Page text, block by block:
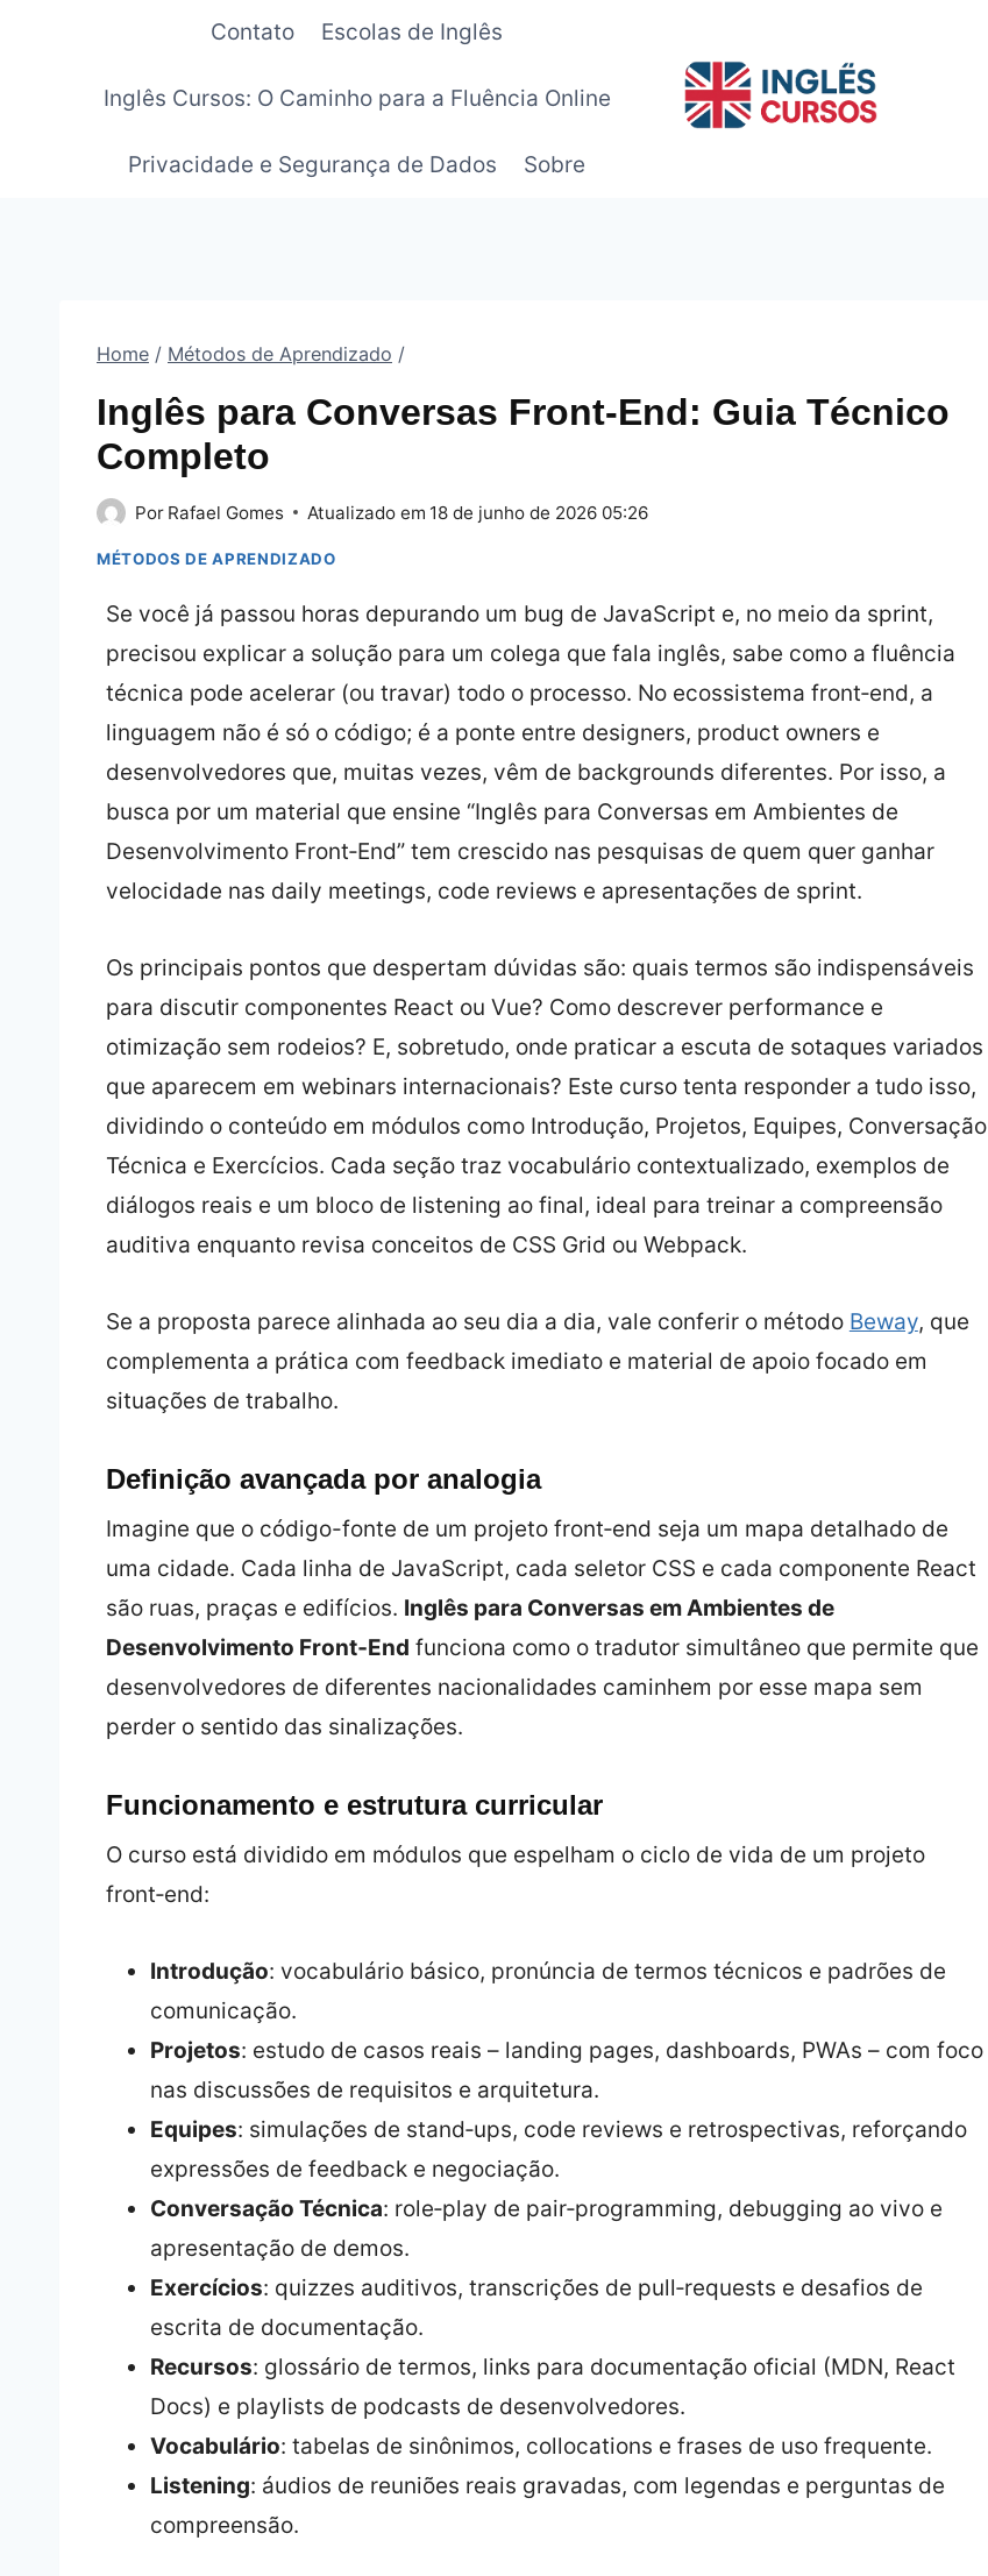
Contato Escolas de Inglês
Inglês Cursos: O Caminho para a Fluência Online
Privacidade e Segurança de Dados Sobre
Home / Métodos de Aprendizado /
Inglês para Conversas Front-End: Guia Técnico
Completo
Por Rafael Gomes Atualizado em 18 de junho de 2026 05:26
MÉTODOS DE APRENDIZADO
Se você já passou horas depurando um bug de JavaScript e, no meio da sprint,
precisou explicar a solução para um colega que fala inglês, sabe como a fluência
técnica pode acelerar (ou travar) todo o processo. No ecossistema front‑end, a
linguagem não é só o código; é a ponte entre designers, product owners e
desenvolvedores que, muitas vezes, vêm de backgrounds diferentes. Por isso, a
busca por um material que ensine “Inglês para Conversas em Ambientes de
Desenvolvimento Front‑End” tem crescido nas pesquisas de quem quer ganhar
velocidade nas daily meetings, code reviews e apresentações de sprint.
Os principais pontos que despertam dúvidas são: quais termos são indispensáveis
para discutir componentes React ou Vue? Como descrever performance e
otimização sem rodeios? E, sobretudo, onde praticar a escuta de sotaques variados
que aparecem em webinars internacionais? Este curso tenta responder a tudo isso,
dividindo o conteúdo em módulos como Introdução, Projetos, Equipes, Conversação
Técnica e Exercícios. Cada seção traz vocabulário contextualizado, exemplos de
diálogos reais e um bloco de listening ao final, ideal para treinar a compreensão
auditiva enquanto revisa conceitos de CSS Grid ou Webpack.
Se a proposta parece alinhada ao seu dia a dia, vale conferir o método Beway, que
complementa a prática com feedback imediato e material de apoio focado em
situações de trabalho.
Definição avançada por analogia
Imagine que o código-fonte de um projeto front‑end seja um mapa detalhado de
uma cidade. Cada linha de JavaScript, cada seletor CSS e cada componente React
são ruas, praças e edifícios. Inglês para Conversas em Ambientes de
Desenvolvimento Front‑End funciona como o tradutor simultâneo que permite que
desenvolvedores de diferentes nacionalidades caminhem por esse mapa sem
perder o sentido das sinalizações.
Funcionamento e estrutura curricular
O curso está dividido em módulos que espelham o ciclo de vida de um projeto
front‑end:
Introdução: vocabulário básico, pronúncia de termos técnicos e padrões de
comunicação.
Projetos: estudo de casos reais – landing pages, dashboards, PWAs – com foco
nas discussões de requisitos e arquitetura.
Equipes: simulações de stand‑ups, code reviews e retrospectivas, reforçando
expressões de feedback e negociação.
Conversação Técnica: role‑play de pair‑programming, debugging ao vivo e
apresentação de demos.
Exercícios: quizzes auditivos, transcrições de pull‑requests e desafios de
escrita de documentação.
Recursos: glossário de termos, links para documentação oficial (MDN, React
Docs) e playlists de podcasts de desenvolvedores.
Vocabulário: tabelas de sinônimos, collocations e frases de uso frequente.
Listening: áudios de reuniões reais gravadas, com legendas e perguntas de
compreensão.